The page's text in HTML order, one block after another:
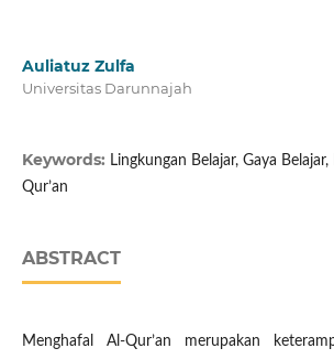
Auliatuz Zulfa
Universitas Darunnajah
Keywords: Lingkungan Belajar, Gaya
Qur’an
ABSTRACT
Menghafal Al-Qur’an merupakan